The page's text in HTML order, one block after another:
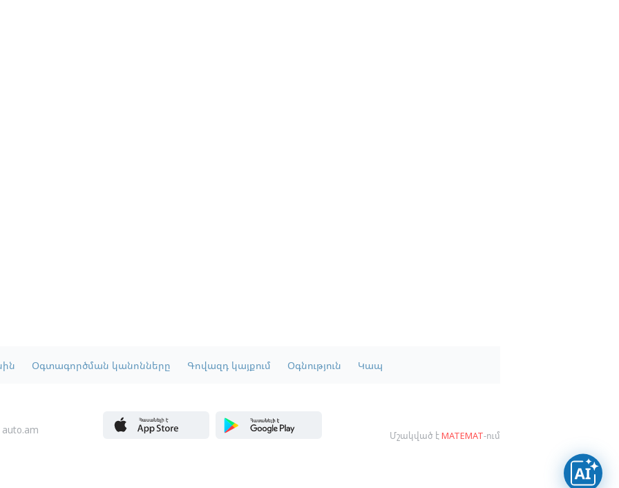
Օգտագործման կանոնները Գովազդ կայքում Օգնություն Կապ
Մշակված էMATEMAT-ում